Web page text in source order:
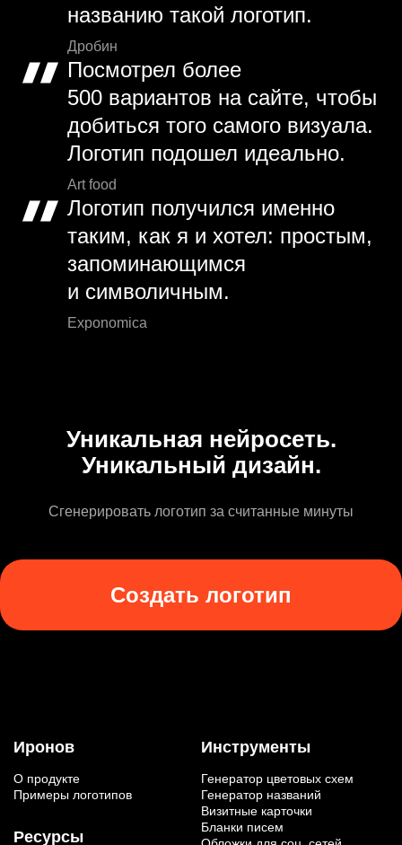
названию такой логотип.
Дробин
Посмотрел более
500 вариантов на сайте, чтобы
добиться того самого визуала.
Логотип подошел идеально.
Art food
Логотип получился именно
таким, как я и хотел: простым,
запоминающимся
и символичным.
Exponomica
Уникальная нейросеть.
Уникальный дизайн.
Сгенерировать логотип за считанные минуты
Создать логотип
Иронов
О продукте
Примеры логотипов
Ресурсы
Инструменты
Генератор цветовых схем
Генератор названий
Визитные карточки
Бланки писем